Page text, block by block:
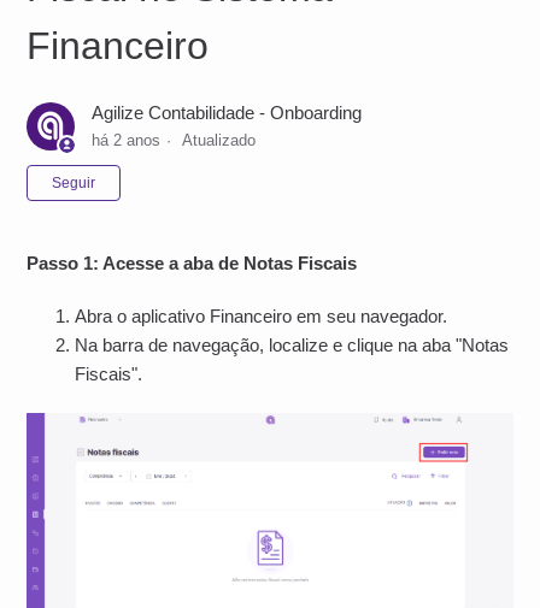
Financeiro
Agilize Contabilidade - Onboarding
há 2 anos Atualizado
Seguir
Passo 1: Acesse a aba de Notas Fiscais
Abra o aplicativo Financeiro em seu navegador.
Na barra de navegação, localize e clique na aba "Notas
Fiscais".